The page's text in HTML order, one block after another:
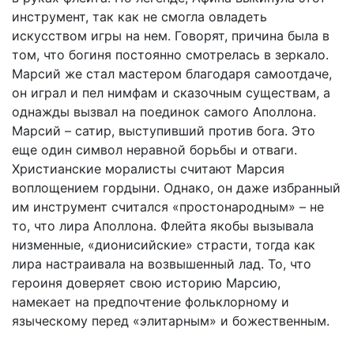
инструмент, так как не смогла овладеть
искусством игры на нем. Говорят, причина была в
том, что богиня постоянно смотрелась в зеркало.
Марсий же стал мастером благодаря самоотдаче,
он играл и пел нимфам и сказочным существам, а
однажды вызвал на поединок самого Аполлона.
Марсий – сатир, выступивший против бога. Это
еще один символ неравной борьбы и отваги.
Христианские моралисты считают Марсия
воплощением гордыни. Однако, он даже избранный
им инструмент считался «простонародным» – не
то, что лира Аполлона. Флейта якобы вызывала
низменные, «дионисийские» страсти, тогда как
лира настраивала на возвышенный лад. То, что
героиня доверяет свою историю Марсию,
намекает на предпочтение фольклорному и
языческому перед «элитарным» и божественным.